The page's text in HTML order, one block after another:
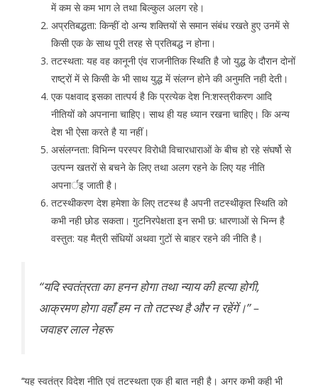
में कम से कम भाग ले तथा बिल्कुल अलग रहे।
अप्रतिबद्धता: किन्हीं दो अन्य शक्तियों से समान संबंध रखते हुए उनमें से
किसी एक के साथ पूरी तरह से प्रतिबद्ध न होना।
तटस्थता: यह वह कानूनी एंव राजनीतिक स्थिति है जो युद्ध के दौरान दोनों
राष्ट्रों में से किसी के भी साथ युद्ध में संलग्न होने की अनुमति नही देती।
एक पक्षवाद इसका तात्पर्य है कि प्रत्येक देश नि:शस्त्रीकरण आदि
नीतियों को अपनाना चाहिए। साथ ही यह ध्यान रखना चाहिए। कि अन्य
देश भी ऐसा करते है या नहीं।
असंलग्नता: विभिन्न परस्पर विरोधी विचारधाराओं के बीच हो रहे संघर्षो से
उत्पन्न खतरों से बचने के लिए तथा अलग रहने के लिए यह नीति
अपनार्इ जाती है।
तटस्थीकरण देश हमेशा के लिए तटस्थ है अपनी तटस्थीकृत स्थिति को
कभी नही छोड सकता। गुटनिरपेक्षता इन सभी छ: धारणाओं से भिन्न है
वस्तुत: यह मैत्री संधियों अथवा गुटों से बाहर रहने की नीति है।
‘‘यदि स्वतंत्रता का हनन होगा तथा न्याय की हत्या होगी,
आक्रमण होगा वहांँ हम न तो तटस्थ है और न रहेंगें।’’ –
जवाहर लाल नेहरू
‘‘यह स्वतंत्र विदेश नीति एवं तटस्थता एक ही बात नही है। अगर कभी कही भी